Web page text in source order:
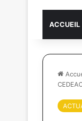
ACCUEIL